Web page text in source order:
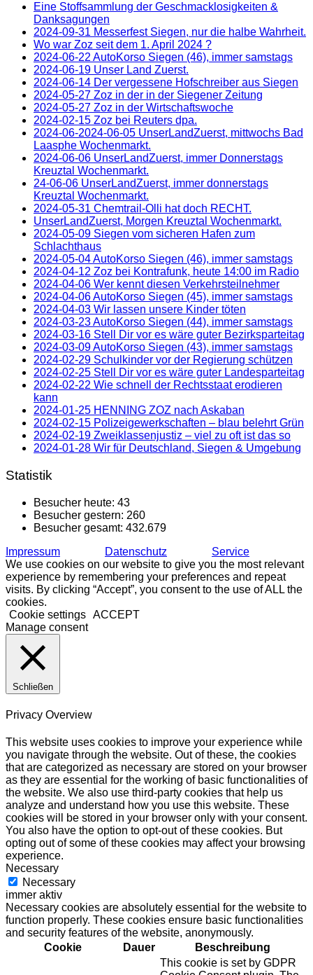
Eine Stoffsammlung der Geschmacklosigkeiten &
Danksagungen
2024-09-31 Messerfest Siegen, nur die halbe Wahrheit.
Wo war Zoz seit dem 1. April 2024 ?
2024-06-22 AutoKorso Siegen (46), immer samstags
2024-06-19 Unser Land Zuerst.
2024-06-14 Der vergessene Hofschreiber aus Siegen
2024-05-27 Zoz in der in der Siegener Zeitung
2024-05-27 Zoz in der Wirtschaftswoche
2024-02-15 Zoz bei Reuters dpa.
2024-06-2024-06-05 UnserLandZuerst, mittwochs Bad
Laasphe Wochenmarkt.
2024-06-06 UnserLandZuerst, immer Donnerstags
Kreuztal Wochenmarkt.
24-06-06 UnserLandZuerst, immer donnerstags
Kreuztal Wochenmarkt.
2024-05-31 Chemtrail-Olli hat doch RECHT.
UnserLandZuerst, Morgen Kreuztal Wochenmarkt.
2024-05-09 Siegen vom sicheren Hafen zum
Schlachthaus
2024-05-04 AutoKorso Siegen (46), immer samstags
2024-04-12 Zoz bei Kontrafunk, heute 14:00 im Radio
2024-04-06 Wer kennt diesen Verkehrsteilnehmer
2024-04-06 AutoKorso Siegen (45), immer samstags
2024-04-03 Wir lassen unsere Kinder töten
2024-03-23 AutoKorso Siegen (44), immer samstags
2024-03-16 Stell Dir vor es wäre guter Bezirksparteitag
2024-03-09 AutoKorso Siegen (43), immer samstags
2024-02-29 Schulkinder vor der Regierung schützen
2024-02-25 Stell Dir vor es wäre guter Landesparteitag
2024-02-22 Wie schnell der Rechtsstaat erodieren
kann
2024-01-25 HENNING ZOZ nach Askaban
2024-02-15 Polizeigewerkschaften – blau belehrt Grün
2024-02-19 Zweiklassenjustiz – viel zu oft ist das so
2024-01-28 Wir für Deutschland, Siegen & Umgebung
Statistik
Besucher heute: 43
Besucher gestern: 260
Besucher gesamt: 432.679
Impressum
Datenschutz
Service
We use cookies on our website to give you the most relevant
experience by remembering your preferences and repeat
visits. By clicking “Accept”, you consent to the use of ALL the
cookies.
Cookie settings ACCEPT
Manage consent
Schließen
Privacy Overview
This website uses cookies to improve your experience while
you navigate through the website. Out of these, the cookies
that are categorized as necessary are stored on your browser
as they are essential for the working of basic functionalities of
the website. We also use third-party cookies that help us
analyze and understand how you use this website. These
cookies will be stored in your browser only with your consent.
You also have the option to opt-out of these cookies. But
opting out of some of these cookies may affect your browsing
experience.
Necessary
Necessary
immer aktiv
Necessary cookies are absolutely essential for the website to
function properly. These cookies ensure basic functionalities
and security features of the website, anonymously.
Cookie
Dauer
Beschreibung
This cookie is set by GDPR